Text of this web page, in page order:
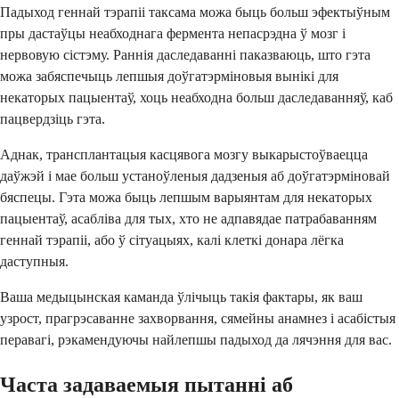
Падыход геннай тэрапіі таксама можа быць больш эфектыўным
пры дастаўцы неабходнага фермента непасрэдна ў мозг і
нервовую сістэму. Раннія даследаванні паказваюць, што гэта
можа забяспечыць лепшыя доўгатэрміновыя вынікі для
некаторых пацыентаў, хоць неабходна больш даследаванняў, каб
пацвердзіць гэта.
Аднак, трансплантацыя касцявога мозгу выкарыстоўваецца
даўжэй і мае больш устаноўленыя дадзеныя аб доўгатэрміновай
бяспецы. Гэта можа быць лепшым варыянтам для некаторых
пацыентаў, асабліва для тых, хто не адпавядае патрабаванням
геннай тэрапіі, або ў сітуацыях, калі клеткі донара лёгка
даступныя.
Ваша медыцынская каманда ўлічыць такія фактары, як ваш
узрост, прагрэсаванне захворвання, сямейны анамнез і асабістыя
перавагі, рэкамендуючы найлепшы падыход да лячэння для вас.
Часта задаваемыя пытанні аб